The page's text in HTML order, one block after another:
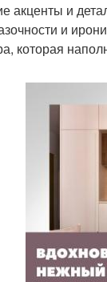
акценты и
и
которая